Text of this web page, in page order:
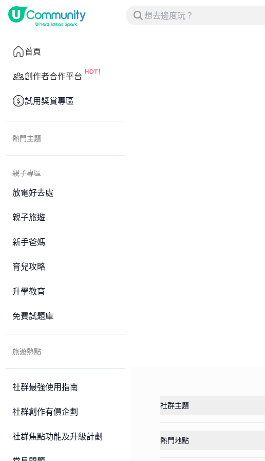
首頁
創作者合作平台
試用獎賞專區
熱門主題
親子專區
放電好去處
親子旅遊
新手爸媽
育兒攻略
升學教育
免費試題庫
旅遊熱點
社群最強使用指南
社群創作有價企劃
社群焦點功能及升級計劃
社群主題
熱門地點